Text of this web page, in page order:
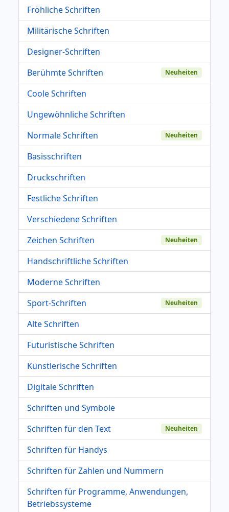
Fröhliche Schriften
Militärische Schriften
Designer-Schriften
Berühmte Schriften
Neuheiten
Coole Schriften
Ungewöhnliche Schriften
Normale Schriften
Neuheiten
Basisschriften
Druckschriften
Festliche Schriften
Verschiedene Schriften
Zeichen Schriften
Neuheiten
Handschriftliche Schriften
Moderne Schriften
Sport-Schriften
Neuheiten
Alte Schriften
Futuristische Schriften
Künstlerische Schriften
Digitale Schriften
Schriften und Symbole
Schriften für den Text
Neuheiten
Schriften für Handys
Schriften für Zahlen und Nummern
Schriften für Programme, Anwendungen,
Betriebssysteme